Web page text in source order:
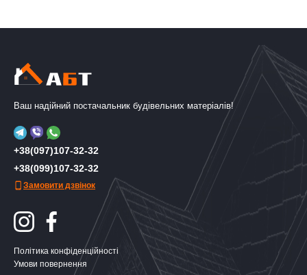
Ваш надійний постачальник будівельних матеріалів!
+38(097)107-32-32
+38(099)107-32-32
Замовити дзвінок
Політика конфіденційності
Умови повернення